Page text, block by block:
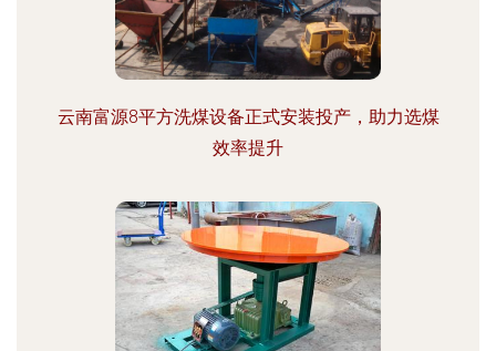
云南富源8平方洗煤设备正式安装投产，助力选煤
效率提升